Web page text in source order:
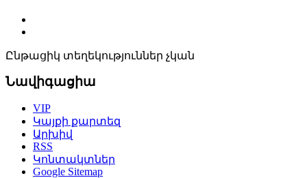
Ընթացիկ տեղեկություններ չկան
Նավիգացիա
VIP
Կայքի քարտեզ
Արխիվ
RSS
Կոնտակտներ
Google Sitemap